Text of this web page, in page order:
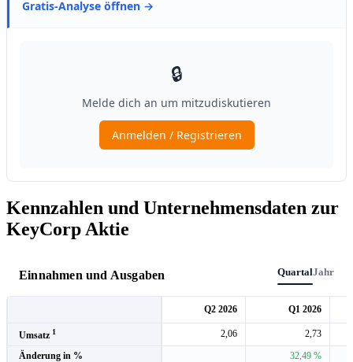
Kennzahlen und Unternehmensdaten zur
KeyCorp Aktie
Einnahmen und Ausgaben QuartalJahr
Q2 2026 Q1 2026
Umsatz 1 2,06
2,73
Änderung in %
32,49 %